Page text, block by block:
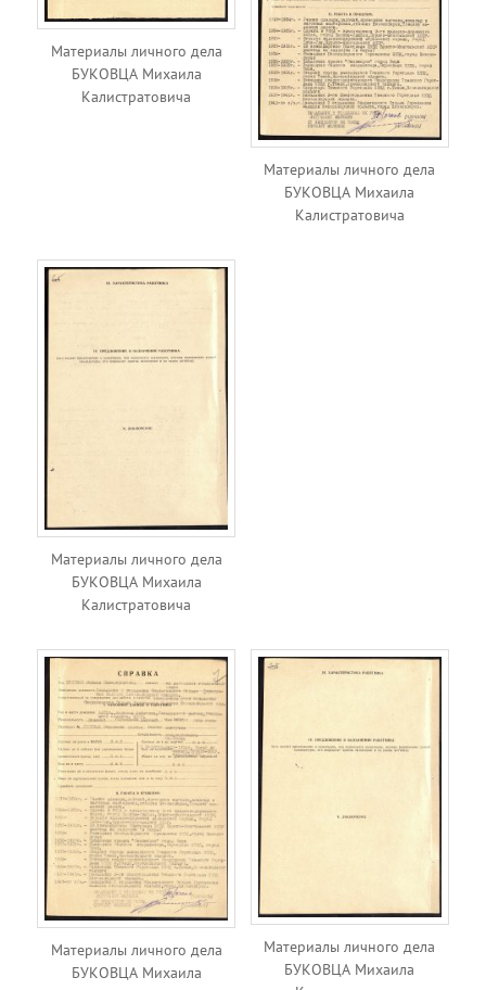
Материалы личного дела
БУКОВЦА Михаила
Калистратовича
Материалы личного дела
БУКОВЦА Михаила
Калистратовича
Материалы личного дела
БУКОВЦА Михаила
Калистратовича
Материалы личного дела
БУКОВЦА Михаила
Материалы личного дела
БУКОВЦА Михаила